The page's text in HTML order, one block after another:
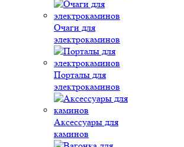
Очаги для
электрокаминов
Порталы для
электрокаминов
Аксессуары для
каминов